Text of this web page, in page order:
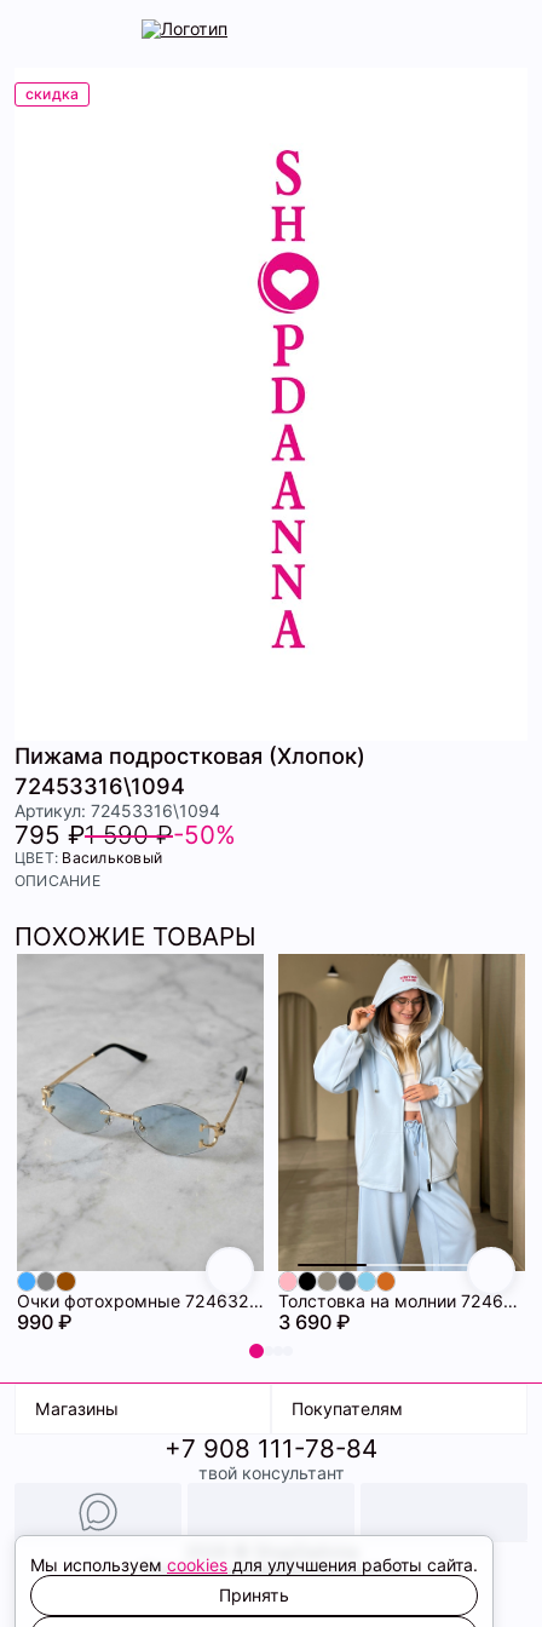
скидка
Пижама подростковая (Хлопок)
72453316\1094
Артикул: 72453316\1094
795 ₽1 590 ₽-50%
ЦВЕТ: Васильковый
ОПИСАНИЕ
ПОХОЖИЕ ТОВАРЫ
Очки фотохромные 72463296\20
990 ₽
Толстовка на молнии 72463280\474
3 690 ₽
Магазины
ТК Терминал
ТРК Континент
Покупателям
Доставка
Условия оплаты
Образы
+7 908 111-78-84
твой консультант
Политика конфиденциальности
Соглашение cookie
Сайт создали
Мы используем cookies для улучшения работы сайта.
Принять